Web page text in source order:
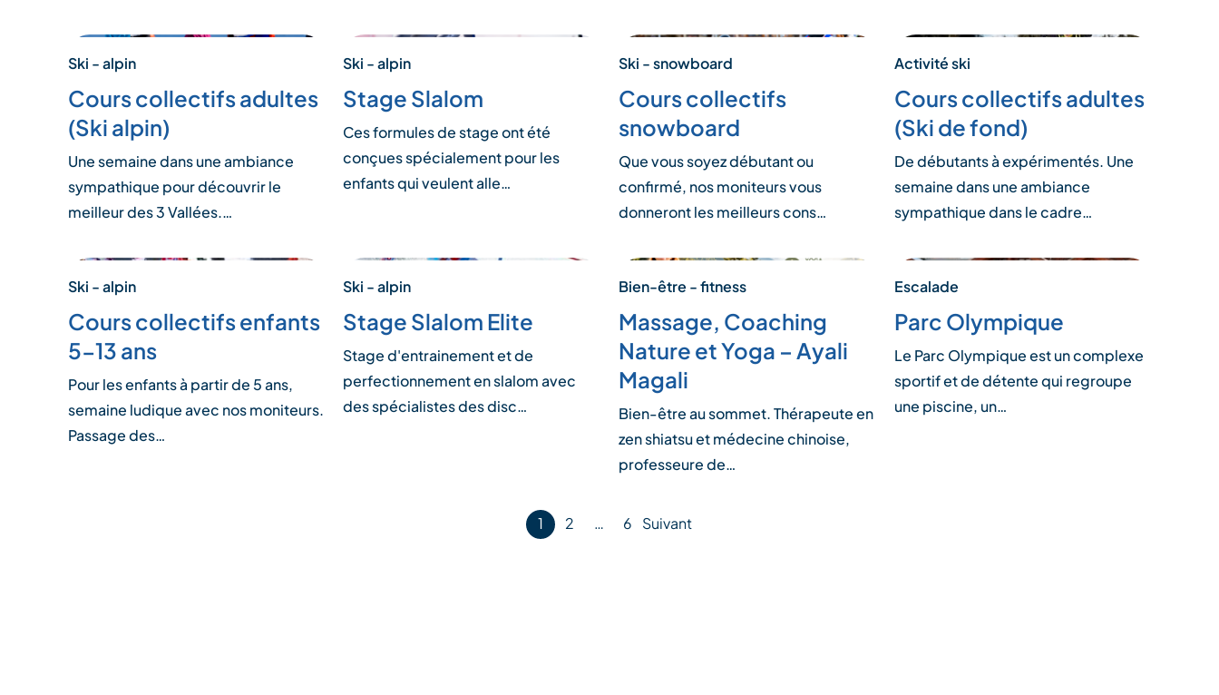
Ski - alpin
Cours collectifs adultes
(Ski alpin)
Une semaine dans une ambiance
sympathique pour découvrir le
meilleur des 3 Vallées.…
Ski - alpin
Stage Slalom
Ces formules de stage ont été
conçues spécialement pour les
enfants qui veulent alle…
Ski - snowboard
Cours collectifs
snowboard
Que vous soyez débutant ou
confirmé, nos moniteurs vous
donneront les meilleurs cons…
Activité ski
Cours collectifs adultes
(Ski de fond)
De débutants à expérimentés. Une
semaine dans une ambiance
sympathique dans le cadre…
Ski - alpin
Cours collectifs enfants
5-13 ans
Pour les enfants à partir de 5 ans,
semaine ludique avec nos moniteurs.
Passage des…
Ski - alpin
Stage Slalom Elite
Stage d'entrainement et de
perfectionnement en slalom avec
des spécialistes des disc…
Bien-être - fitness
Massage, Coaching
Nature et Yoga – Ayali
Magali
Bien-être au sommet. Thérapeute en
zen shiatsu et médecine chinoise,
professeure de…
Escalade
Parc Olympique
Le Parc Olympique est un complexe
sportif et de détente qui regroupe
une piscine, un…
1 2 … 6 Suivant